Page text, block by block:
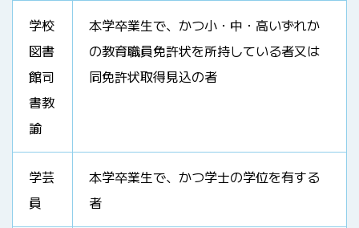
学校
図書
館司
書教
諭
本学卒業生で、かつ小・中・高いずれか
の教育職員免許状を所持している者又は
同免許状取得見込の者
学芸
員
本学卒業生で、かつ学士の学位を有する
者